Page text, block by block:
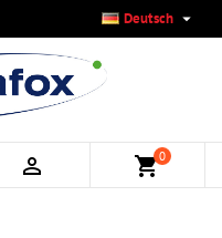
Deutsch 
 shopping_cart0
×
×
((modalDeleteText))
×
×
Ihrer Wunschliste
Anmelden